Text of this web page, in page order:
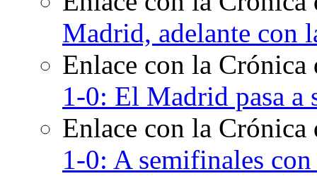
Madrid, adelante con
Enlace con la
1-0: El Madrid pasa a
Enlace con la
1-0: A semifinales con